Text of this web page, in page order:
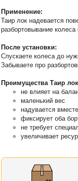
Применение:
Таир лок надевается
разбортовывание
После установки:
Спускаете колеса до
Забываете про
Преимущества Таир
не влияет на
маленький вес
надувается
фиксирует оба
не требует
увеличивает